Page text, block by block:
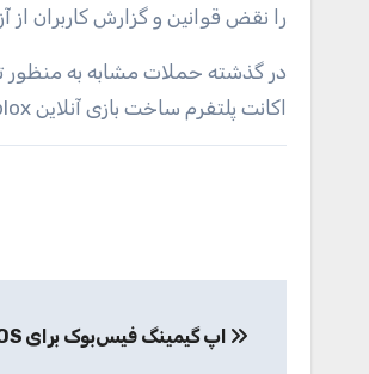
را نقض قوانین و گزارش کاربران از
اکانت پلتفرم ساخت بازی آنلاین Roblox را هک کرده و از کاربران درخواست کردند تا به ترامپ رأی دهند.
نوشتهاپ گیمینگ فیس‌بوک برای iOS منتشر شد